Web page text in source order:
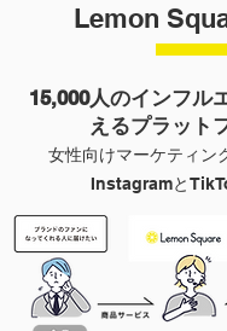
Lemon
15,000人のインフル
えるプラット
女性向けマーケティン
Instagramと